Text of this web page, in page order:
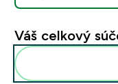
Váš celkový